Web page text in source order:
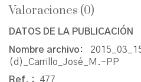
Valoraciones (0)
DATOS DE LA PUBLICACIÓN
Nombre archivo:
(d)_Carrillo_José_M.-PP
Ref. : 477